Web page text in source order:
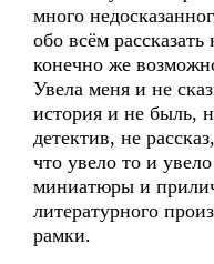
много
обо всём
конечно же
Увела меня и не
история и не быль,
детектив, не
что увело то и
миниатюры и
литературного
рамки.